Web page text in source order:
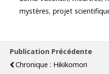
mystères, projet
Publication Précédente
Chronique : Hikikomori